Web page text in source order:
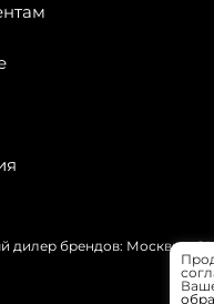
дилер брендов: Москвич,